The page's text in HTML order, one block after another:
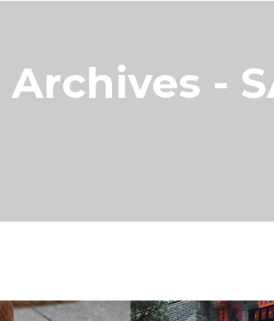
Archives -